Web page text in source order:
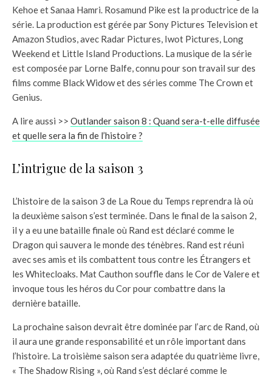
Kehoe et Sanaa Hamri. Rosamund Pike est la productrice de la
série. La production est gérée par Sony Pictures Television et
Amazon Studios, avec Radar Pictures, Iwot Pictures, Long
Weekend et Little Island Productions. La musique de la série
est composée par Lorne Balfe, connu pour son travail sur des
films comme Black Widow et des séries comme The Crown et
Genius.
A lire aussi >> Outlander saison 8 : Quand sera-t-elle diffusée
et quelle sera la fin de l’histoire ?
L’intrigue de la saison 3
L’histoire de la saison 3 de La Roue du Temps reprendra là où
la deuxième saison s’est terminée. Dans le final de la saison 2,
il y a eu une bataille finale où Rand est déclaré comme le
Dragon qui sauvera le monde des ténèbres. Rand est réuni
avec ses amis et ils combattent tous contre les Étrangers et
les Whitecloaks. Mat Cauthon souffle dans le Cor de Valere et
invoque tous les héros du Cor pour combattre dans la
dernière bataille.
La prochaine saison devrait être dominée par l’arc de Rand, où
il aura une grande responsabilité et un rôle important dans
l’histoire. La troisième saison sera adaptée du quatrième livre,
« The Shadow Rising », où Rand s’est déclaré comme le